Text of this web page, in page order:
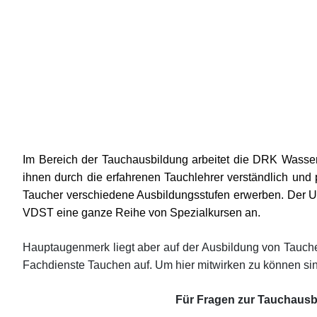
Im Bereich der Tauchausbildung arbeitet die DRK
ihnen durch die erfahrenen Tauchlehrer verständlich
Taucher verschiedene Ausbildungsstufen erwerben. Der
VDST eine ganze Reihe von Spezialkursen an.
Hauptaugenmerk liegt aber auf der Ausbildung von
Fachdienste Tauchen auf. Um hier mitwirken zu können
Für Fragen zur